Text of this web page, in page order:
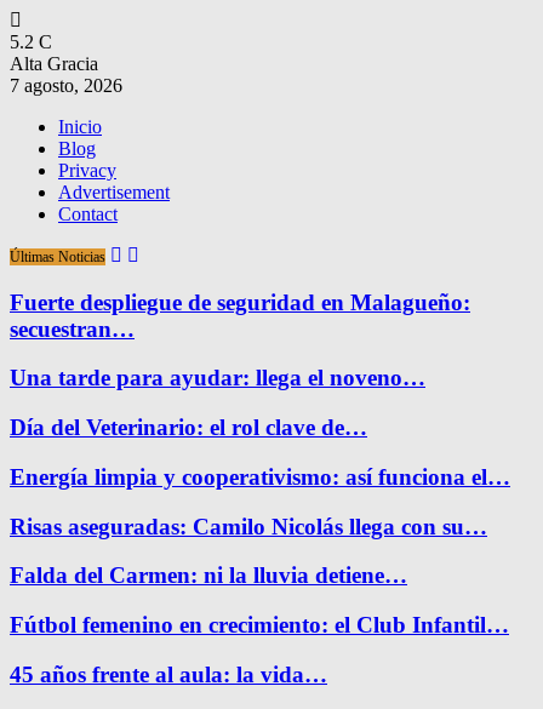
5.2 C
Alta Gracia
7 agosto, 2026
Inicio
Blog
Privacy
Advertisement
Contact
Últimas Noticias
Fuerte despliegue de seguridad en Malagueño:
secuestran…
Una tarde para ayudar: llega el noveno…
Día del Veterinario: el rol clave de…
Energía limpia y cooperativismo: así funciona el…
Risas aseguradas: Camilo Nicolás llega con su…
Falda del Carmen: ni la lluvia detiene…
Fútbol femenino en crecimiento: el Club Infantil…
45 años frente al aula: la vida…